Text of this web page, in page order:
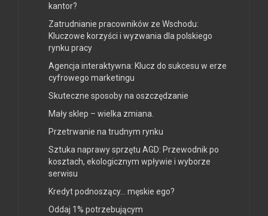
kantor?
Zatrudnianie pracowników ze Wschodu:
Kluczowe korzyści i wyzwania dla polskiego
rynku pracy
Agencja interaktywna: Klucz do sukcesu w erze
cyfrowego marketingu
Skuteczne sposoby na oszczędzanie
Mały sklep – wielka zmiana.
Przetrwanie na trudnym rynku
Sztuka naprawy sprzętu AGD: Przewodnik po
kosztach, ekologicznym wpływie i wyborze
serwisu
Kredyt podnoszący… męskie ego?
Oddaj 1% potrzebującym